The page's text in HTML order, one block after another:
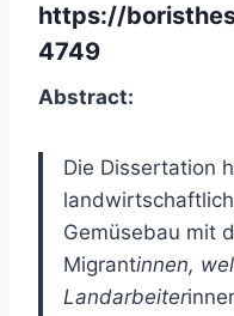
https://
4749
Abstract:
Die Dissertation
Gemüsebau mit
Migrantinnen,
Landarbeiter